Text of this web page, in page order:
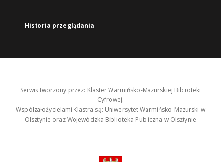
Historia przeglądania
Serwis tworzony przez: Klaster Warmińsko-Mazurskiej Biblioteki
Cyfrowej.
Współzałożycielami Klastra są: Uniwersytet Warmińsko-Mazurski w
Olsztynie oraz Wojewódzka Biblioteka Publiczna w Olsztynie